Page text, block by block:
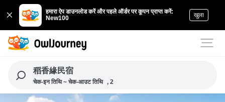
हमारा ऐप डाउनलोड करें और पहले ऑर्डर पर कूपन प्राप्त करें:
New100
खुला
稻香緣民宿
चेक-इन तिथि ~ चेक-आउट तिथि , 2